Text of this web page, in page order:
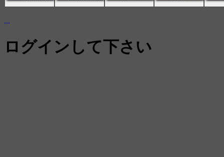
...
ログインして下さい